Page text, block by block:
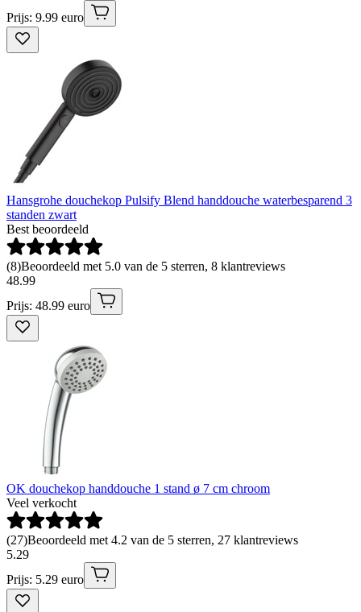
Prijs: 9.99 euro
Hansgrohe douchekop Pulsify Blend handdouche waterbesparend 3
standen zwart
Best beoordeeld
(8)Beoordeeld met 5.0 van de 5 sterren, 8 klantreviews
48.99
Prijs: 48.99 euro
OK douchekop handdouche 1 stand ø 7 cm chroom
Veel verkocht
(27)Beoordeeld met 4.2 van de 5 sterren, 27 klantreviews
5.29
Prijs: 5.29 euro